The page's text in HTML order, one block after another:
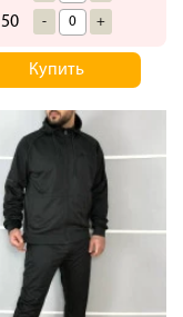
50 - +
Купить